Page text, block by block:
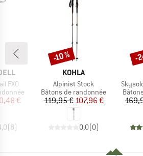
FXO
réduit
€
(8)
MARQUE
KOHLA
Article
Alpinist Stock
Product group
Bâtons de randonnée
Prix
119,95 €Prix réduit
107,96 €
0,0(0)
Remise
-10 %
Article
-